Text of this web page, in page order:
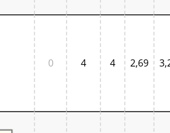
0 4 4 2,69